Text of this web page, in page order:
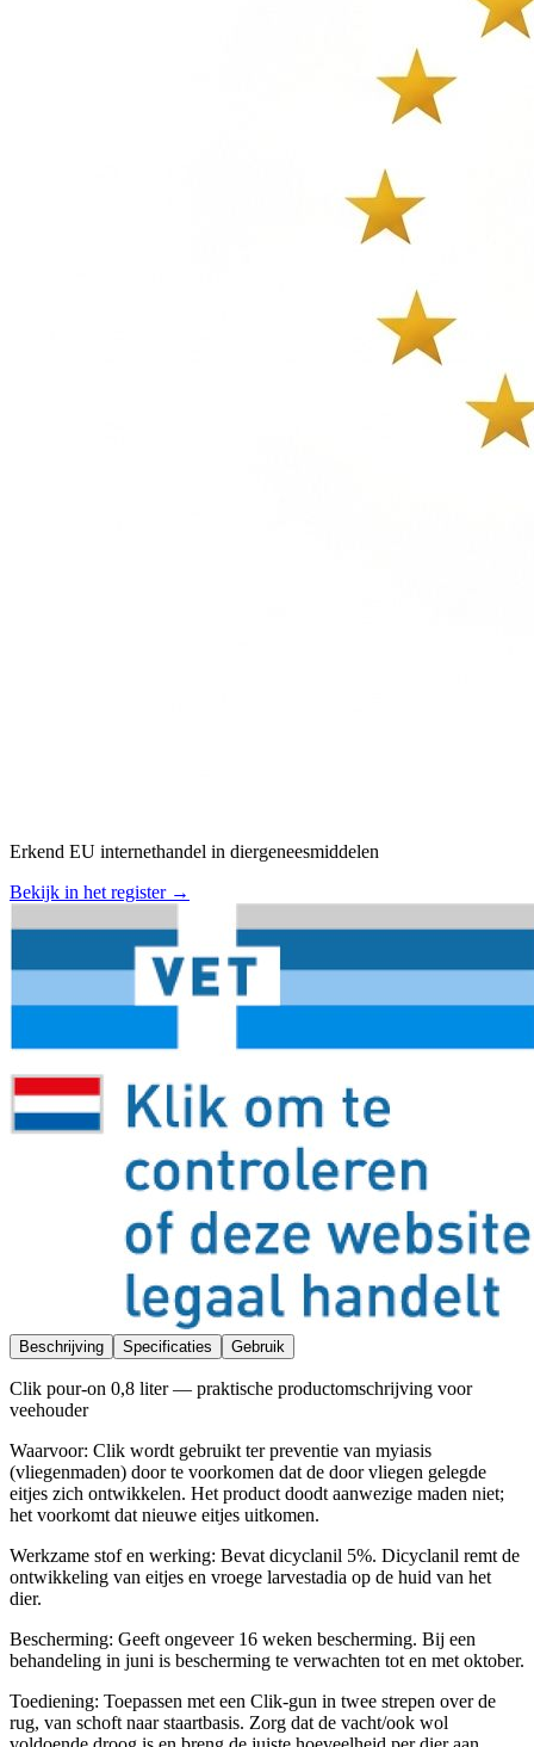
Erkend EU internethandel in diergeneesmiddelen
Bekijk in het register →
Beschrijving Specificaties Gebruik
Clik pour-on 0,8 liter — praktische productomschrijving voor
veehouder
Waarvoor: Clik wordt gebruikt ter preventie van myiasis
(vliegenmaden) door te voorkomen dat de door vliegen gelegde
eitjes zich ontwikkelen. Het product doodt aanwezige maden niet;
het voorkomt dat nieuwe eitjes uitkomen.
Werkzame stof en werking: Bevat dicyclanil 5%. Dicyclanil remt de
ontwikkeling van eitjes en vroege larvestadia op de huid van het
dier.
Bescherming: Geeft ongeveer 16 weken bescherming. Bij een
behandeling in juni is bescherming te verwachten tot en met oktober.
Toediening: Toepassen met een Clik-gun in twee strepen over de
rug, van schoft naar staartbasis. Zorg dat de vacht/ook wol